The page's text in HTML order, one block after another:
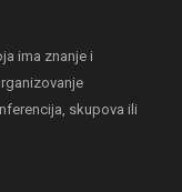
ima znanje i
skupova ili